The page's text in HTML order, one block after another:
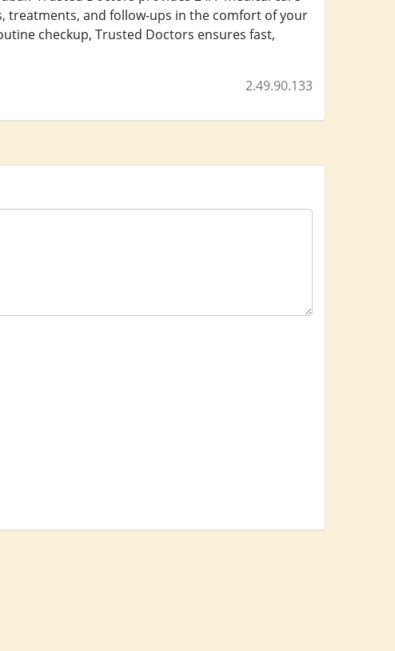
and follow-ups in the comfort of your
checkup, Trusted Doctors ensures fast,
2.49.90.133